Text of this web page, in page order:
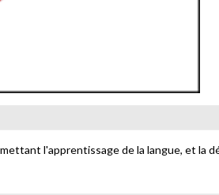
l'apprentissage de la langue, et la